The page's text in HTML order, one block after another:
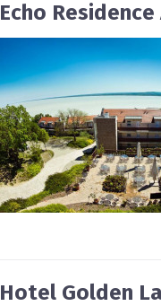
Echo
Hotel Golden